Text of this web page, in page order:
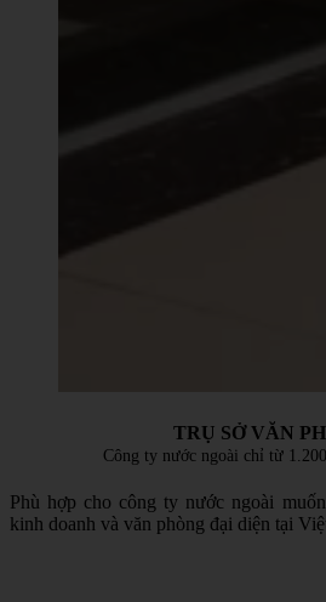
TRỤ SỞ VĂN
Công ty nước ngoài chỉ từ
Phù hợp cho công ty nước ngoài
kinh doanh và văn phòng đại diện tại